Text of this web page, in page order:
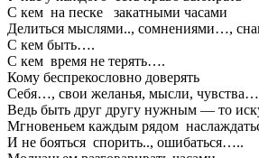
С кем на песке закатными часами
Делиться мыслями.., сомнениями…,
С кем быть….
С кем время не терять….
Кому беспрекословно доверять
Себя…, свои желанья, мысли, чувства…
Ведь быть друг другу нужным — то
Мгновеньем каждым рядом
И не бояться спорить.., ошибаться…..